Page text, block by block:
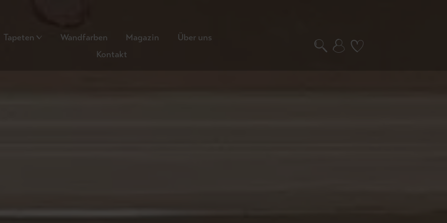
Tapeten Wandfarben Magazin
Über uns
Kontakt